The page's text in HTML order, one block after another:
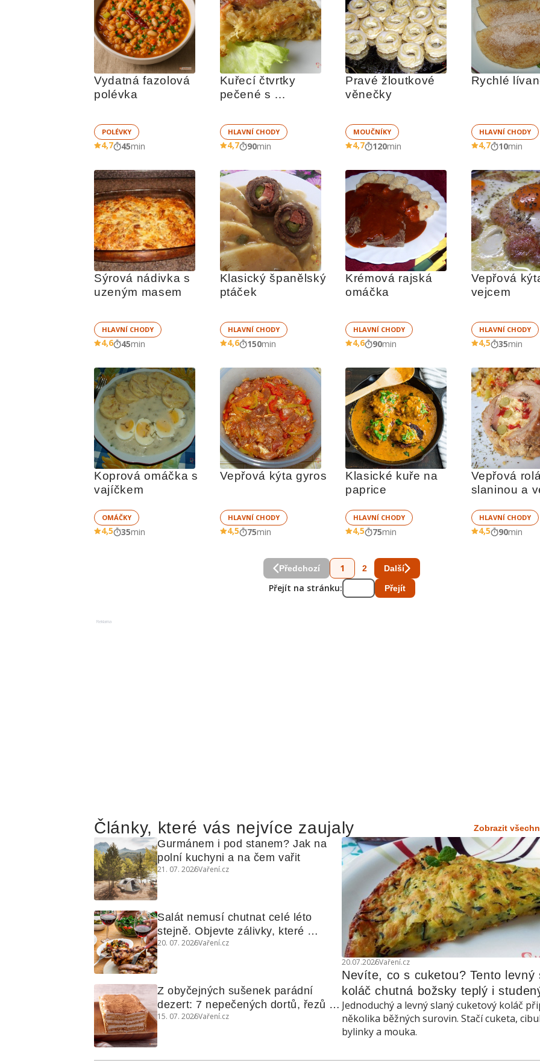
Vydatná fazolová
polévka
POLÉVKY
4,7 45min
Kuřecí čtvrtky
pečené s
směsí
HLAVNÍ CHODY
4,7 90min
Pravé žloutkové
věnečky
MOUČNÍKY
4,7 120min
Rychlé
HLAVNÍ CHODY
4,7 10min
Sýrová nádivka s
uzeným masem
HLAVNÍ CHODY
4,6 45min
Klasický španělský
ptáček
HLAVNÍ CHODY
4,6 150min
Krémová rajská
omáčka
HLAVNÍ CHODY
4,6 90min
Vepřová
vejcem
HLAVNÍ CHODY
4,5 35min
Koprová omáčka s
vajíčkem
OMÁČKY
4,5 35min
Vepřová kýta gyros
HLAVNÍ CHODY
4,5 75min
Klasické kuře na
paprice
HLAVNÍ CHODY
4,5 75min
Vepřová
slaninou a
HLAVNÍ CHODY
4,5 90min
Předchozí 1 2 Další
Přejít na stránku: Přejít
Reklama
Články, které vás nejvíce zaujaly Zobrazit
20.07.2026Vaření.cz
Nevíte, co s cuketou? Tento levný
koláč chutná božsky teplý i
Jednoduchý a levný slaný cuketový koláč
několika běžných surovin. Stačí cuketa,
bylinky a mouka.
Gurmánem i pod stanem? Jak na
polní kuchyni a na čem vařit
21. 07. 2026Vaření.cz
Salát nemusí chutnat celé léto
stejně. Objevte zálivky, které
využijete i na maso, nudle nebo
20. 07. 2026Vaření.cz
Z obyčejných sušenek parádní
dezert: 7 nepečených dortů, řezů a
koláčů
15. 07. 2026Vaření.cz